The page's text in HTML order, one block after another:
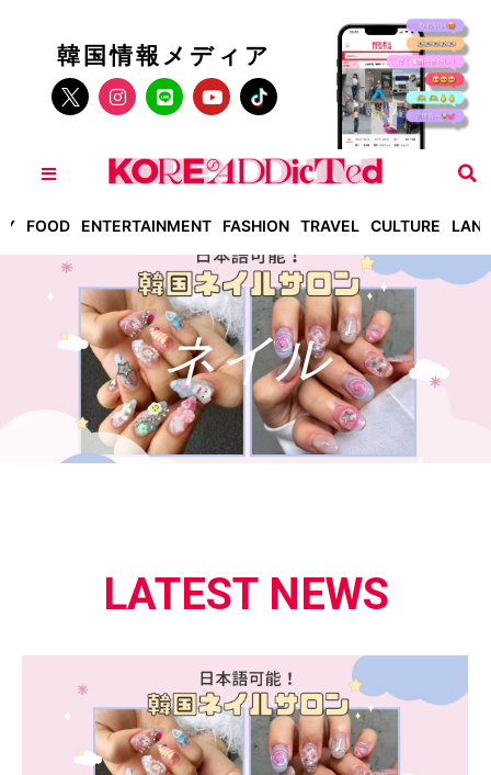
韓国情報メディア
FOOD ENTERTAINMENT FASHION TRAVEL CULTURE
ネイル
LATEST NEWS